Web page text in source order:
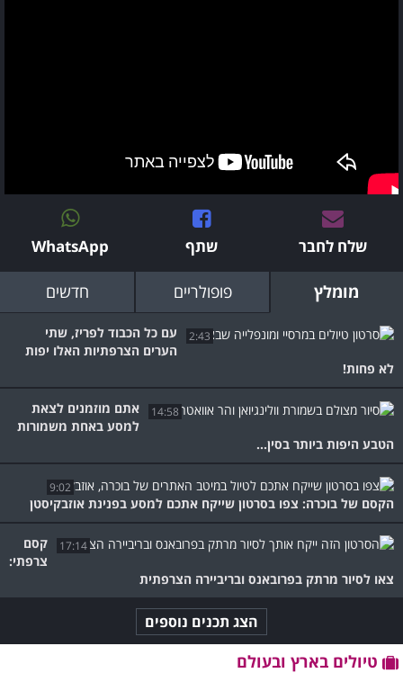
שלח לחבר שתף WhatsApp
מומלץ פופולריים חדשים
2:43
עם כל הכבוד לפריז, שתי
הערים הצרפתיות האלו יפות
לא פחות!
14:58
אתם מוזמנים לצאת
למסע באחת משמורות
הטבע היפות ביותר בסין...
9:02
הקסם של בוכרה: צפו בסרטון שייקח אתכם למסע בפנינת אוזבקיסטן
17:14
קסם
צרפתי:
צאו לסיור מרתק בפרובאנס ובריביירה הצרפתית
הצג תכנים נוספים
טיולים בארץ ובעולם